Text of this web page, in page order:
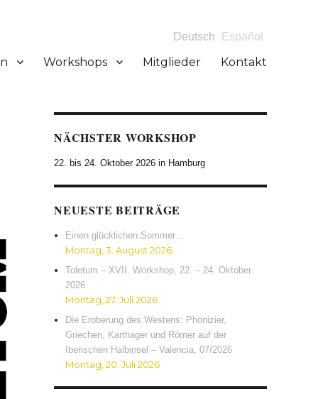
Deutsch Español
Workshops Mitglieder Kontakt
NÄCHSTER WORKSHOP
22. bis 24. Oktober 2026 in Hamburg
NEUESTE BEITRÄGE
Einen glücklichen Sommer…
Montag, 3. August 2026
Toletum – XVII. Workshop, 22. – 24. Oktober
2026
Montag, 27. Juli 2026
Die Eroberung des Westens: Phönizier,
Griechen, Karthager und Römer auf der
Iberischen Halbinsel – Valencia, 07/2026
Montag, 20. Juli 2026